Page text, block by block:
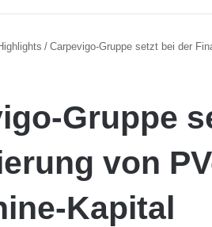
/ Carpevigo-Gruppe setzt bei der
Gruppe
von
Kapital